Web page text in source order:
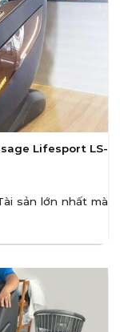
Lifesport LS-
sản lớn nhất mà